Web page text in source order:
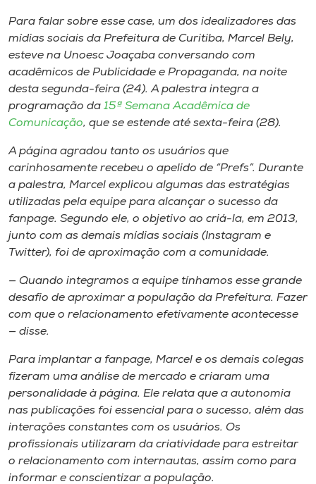
Para falar sobre esse case, um dos idealizadores das
mídias sociais da Prefeitura de Curitiba, Marcel Bely,
esteve na Unoesc Joaçaba conversando com
acadêmicos de Publicidade e Propaganda, na noite
desta segunda-feira (24). A palestra integra a
programação da 15ª Semana Acadêmica de
Comunicação, que se estende até sexta-feira (28).
A página agradou tanto os usuários que
carinhosamente recebeu o apelido de “Prefs”. Durante
a palestra, Marcel explicou algumas das estratégias
utilizadas pela equipe para alcançar o sucesso da
fanpage. Segundo ele, o objetivo ao criá-la, em 2013,
junto com as demais mídias sociais (Instagram e
Twitter), foi de aproximação com a comunidade.
— Quando integramos a equipe tínhamos esse grande
desafio de aproximar a população da Prefeitura. Fazer
com que o relacionamento efetivamente acontecesse
— disse.
Para implantar a fanpage, Marcel e os demais colegas
fizeram uma análise de mercado e criaram uma
personalidade à página. Ele relata que a autonomia
nas publicações foi essencial para o sucesso, além das
interações constantes com os usuários. Os
profissionais utilizaram da criatividade para estreitar
o relacionamento com internautas, assim como para
informar e conscientizar a população.